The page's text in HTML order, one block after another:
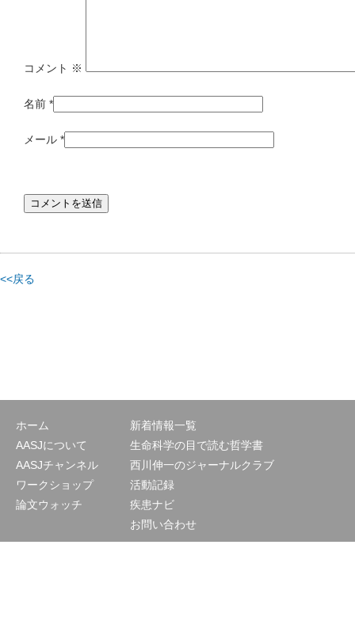
コメント ※
名前 *
メール *
<<戻る
ホーム
AASJについて
AASJチャンネル
ワークショップ
論文ウォッチ
新着情報一覧
生命科学の目で読む哲学書
西川伸一のジャーナルクラブ
活動記録
疾患ナビ
お問い合わせ